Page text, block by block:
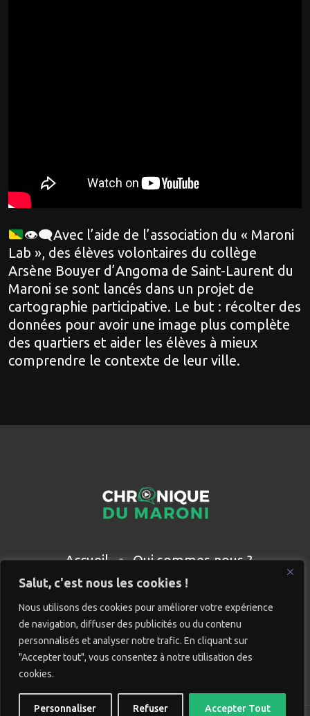
Salut, c'est nous les cookies !
Nous utilisons des cookies pour améliorer votre expérience
de navigation, diffuser des publicités ou du contenu
personnalisés et analyser notre trafic. En cliquant sur
"Accepter tout", vous consentez à notre utilisation des
cookies.
Personnaliser Refuser Accepter Tout
👁‍🗨Avec l’aide de l’association du « Maroni
Lab », des élèves volontaires du collège
Arsène Bouyer d’Angoma de Saint-Laurent du
Maroni se sont lancés dans un projet de
cartographie participative. Le but : récolter des
données pour avoir une image plus complète
des quartiers et aider les élèves à mieux
comprendre le contexte de leur ville.
Accueil
Qui sommes nous ?
Partenaires
Contact